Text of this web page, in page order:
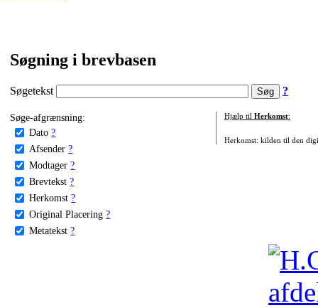
Søgning i brevbasen
Søgetekst ?
Søge-afgrænsning:
Dato ?
Afsender ?
Modtager ?
Brevtekst ?
Herkomst ?
Original Placering ?
Metatekst ?
Hjælp til Herkomst:
Herkomst: kilden til den